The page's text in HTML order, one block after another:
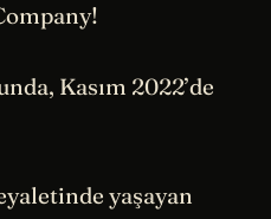
Kasım 2022’de
yaşayan